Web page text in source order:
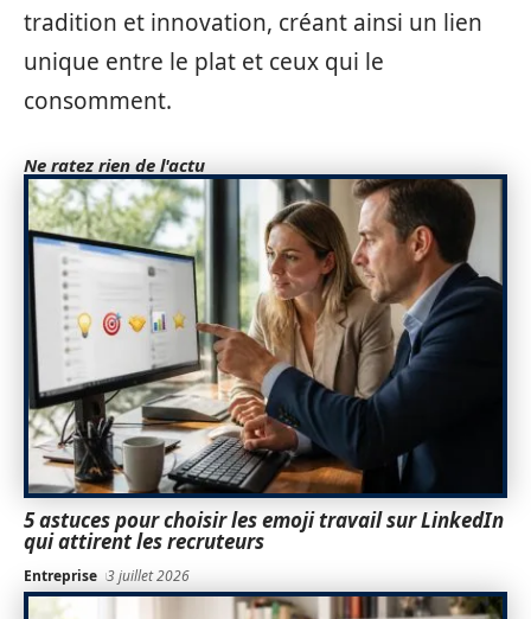
tradition et innovation, créant ainsi un lien
unique entre le plat et ceux qui le
consomment.
Ne ratez rien de l'actu
5 astuces pour choisir les emoji travail sur LinkedIn
qui attirent les recruteurs
Entreprise 3 juillet 2026